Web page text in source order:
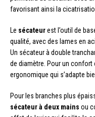
favorisant ainsi la
Le sécateurest l’outil de
qualité, avec des lames en
Un sécateur à double
de diamètre. Pour un
ergonomique qui s’adapte
Pour les branches plus
sécateur à deux mains ou